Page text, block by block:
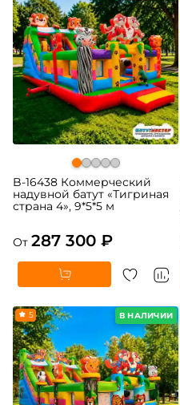
B-16438 Коммерческий
надувной батут «Тигриная
страна 4», 9*5*5 м
От 287 300 ₽
В НАЛИЧИИ
5